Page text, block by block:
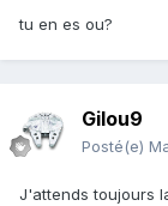
tu en es ou?
Gilou9
Posté(e)
J'attends toujours